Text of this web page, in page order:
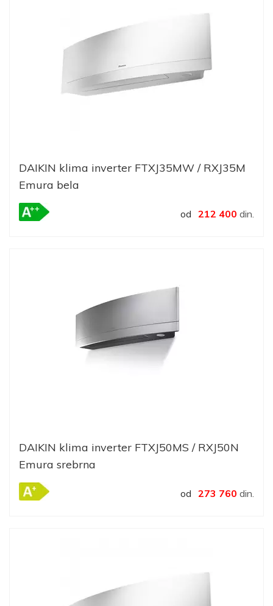
DAIKIN klima inverter FTXJ35MW / RXJ35M
Emura bela
od 212 400 din.
DAIKIN klima inverter FTXJ50MS / RXJ50N
Emura srebrna
od 273 760 din.